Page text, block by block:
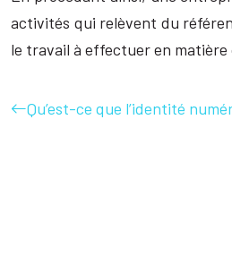
activités qui relèvent du
le travail à effectuer en
Qu’est-ce que l’identité